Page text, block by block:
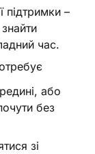
підтримки –
час.
або
без
зі